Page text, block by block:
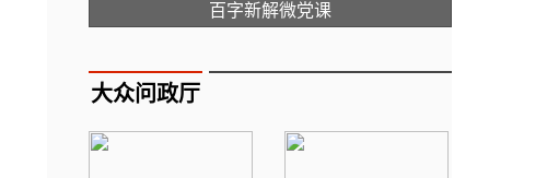
百字新解微党课
大众问政厅